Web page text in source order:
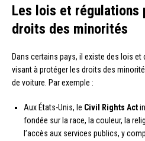
Les lois et régulations
droits des minorités
Dans certains pays, il existe des lois
visant à protéger les droits des
de voiture. Par exemple :
Aux États-Unis, le Civil Rights Act
fondée sur la race, la couleur, la
l’accès aux services publics, y